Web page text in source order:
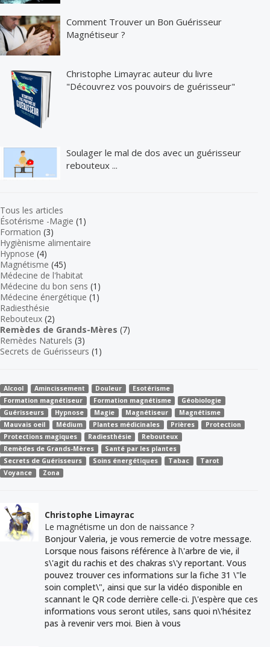
Comment Trouver un Bon Guérisseur
Magnétiseur ?
Christophe Limayrac auteur du livre
"Découvrez vos pouvoirs de guérisseur"
Soulager le mal de dos avec un guérisseur
rebouteux ...
Tous les articles
Ésotérisme -Magie (1)
Formation (3)
Hygiènisme alimentaire
Hypnose (4)
Magnétisme (45)
Médecine de l'habitat
Médecine du bon sens (1)
Médecine énergétique (1)
Radiesthésie
Rebouteux (2)
Remèdes de Grands-Mères (7)
Remèdes Naturels (3)
Secrets de Guérisseurs (1)
Alcool Amincissement Douleur
Esotérisme
Formation magnétiseur
Formation magnétisme
Géobiologie
Guérisseurs
Hypnose Magie Magnétiseur
Magnétisme
Mauvais oeil
Médium Plantes médicinales Prières
Protection
Protections magiques
Radiesthésie
Rebouteux
Remèdes de Grands-Mères
Santé par les plantes
Secrets de Guérisseurs
Soins énergétiques Tabac
Tarot
Voyance
Zona
Christophe Limayrac
Le magnétisme un don de naissance ?
Bonjour Valeria, je vous remercie de votre message.
Lorsque nous faisons référence à l\'arbre de vie, il
s\'agit du rachis et des chakras s\'y reportant. Vous
pouvez trouver ces informations sur la fiche 31 \"le
soin complet\", ainsi que sur la vidéo disponible en
scannant le QR code derrière celle-ci. J\'espère que ces
informations vous seront utiles, sans quoi n\'hésitez
pas à revenir vers moi. Bien à vous